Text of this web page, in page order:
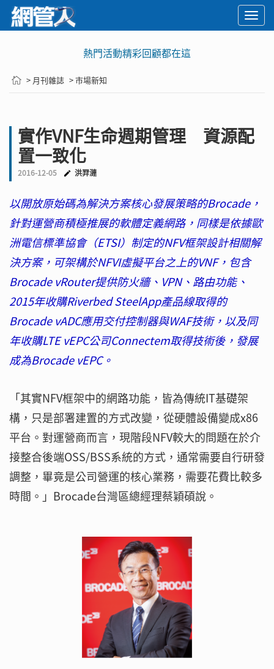
熱門活動精彩回顧都在這
> 月刊雜誌 > 市場新知
實作VNF生命週期管理 資源配
置一致化
2016-12-05 洪羿漣
以開放原始碼為解決方案核心發展策略的Brocade，
針對運營商積極推展的軟體定義網路，同樣是依據歐
洲電信標準協會（ETSI）制定的NFV框架設計相關解
決方案，可架構於NFVI虛擬平台之上的VNF，包含
Brocade vRouter提供防火牆、VPN、路由功能、
2015年收購Riverbed SteelApp產品線取得的
Brocade vADC應用交付控制器與WAF技術，以及同
年收購LTE vEPC公司Connectem取得技術後，發展
成為Brocade vEPC。
「其實NFV框架中的網路功能，皆為傳統IT基礎架
構，只是部署建置的方式改變，從硬體設備變成x86
平台。對運營商而言，現階段NFV較大的問題在於介
接整合後端OSS/BSS系統的方式，通常需要自行研發
調整，畢竟是公司營運的核心業務，需要花費比較多
時間。」Brocade台灣區總經理蔡穎碩說。